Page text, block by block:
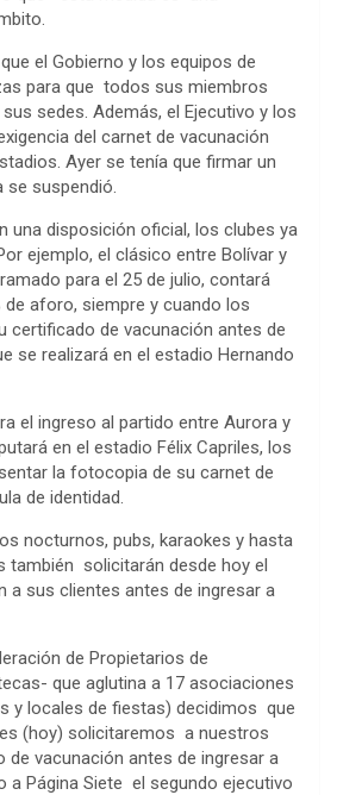
el Gobierno y los equipos de
para que todos sus miembros
sedes. Además, el Ejecutivo y los
del carnet de vacunación
Ayer se tenía que firmar un
suspendió.
una disposición oficial, los clubes ya
ejemplo, el clásico entre Bolívar y
para el 25 de julio, contará
de aforo, siempre y cuando los
certificado de vacunación antes de
se realizará en el estadio Hernando
el ingreso al partido entre Aurora y
en el estadio Félix Capriles, los
la fotocopia de su carnet de
de identidad.
nocturnos, pubs, karaokes y hasta
también solicitarán desde hoy el
a sus clientes antes de ingresar a
de Propietarios de
que aglutina a 17 asociaciones
y locales de fiestas) decidimos que
(hoy) solicitaremos a nuestros
de vacunación antes de ingresar a
a Página Siete el segundo ejecutivo